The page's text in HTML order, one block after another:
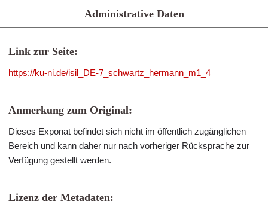
Administrative Daten
Link zur Seite:
https://ku-ni.de/isil_DE-7_schwartz_hermann_m1_4
Anmerkung zum Original:
Dieses Exponat befindet sich nicht im öffentlich zugänglichen
Bereich und kann daher nur nach vorheriger Rücksprache zur
Verfügung gestellt werden.
Lizenz der Metadaten: